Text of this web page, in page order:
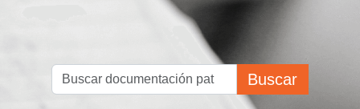
Buscar